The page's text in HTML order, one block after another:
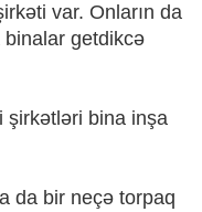
var. Onların da
binalar getdikcə
şirkətləri bina inşa
da bir neçə torpaq